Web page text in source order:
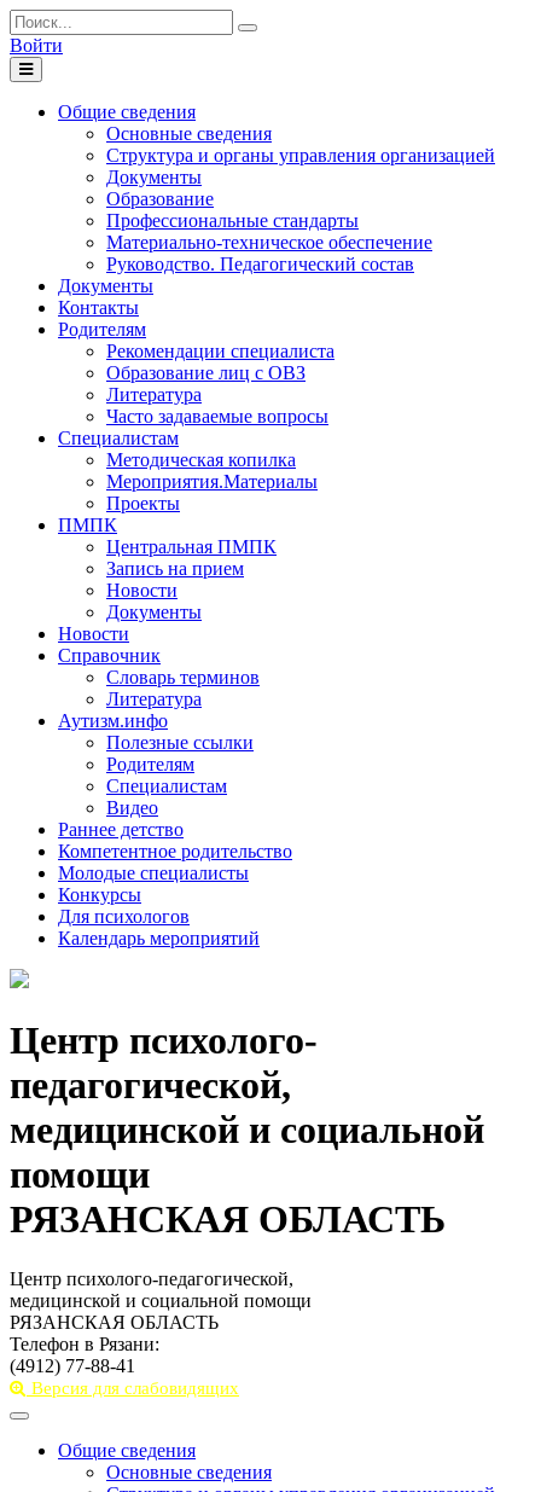
Войти
Toggle
navigation
Общие сведения
Основные сведения
Структура и органы управления организацией
Документы
Образование
Профессиональные стандарты
Материально-техническое обеспечение
Руководство. Педагогический состав
Документы
Контакты
Родителям
Рекомендации специалиста
Образование лиц с ОВЗ
Литература
Часто задаваемые вопросы
Специалистам
Методическая копилка
Мероприятия.Материалы
Проекты
ПМПК
Центральная ПМПК
Запись на прием
Новости
Документы
Новости
Справочник
Словарь терминов
Литература
Аутизм.инфо
Полезные ссылки
Родителям
Специалистам
Видео
Раннее детство
Компетентное родительство
Молодые специалисты
Конкурсы
Для психологов
Календарь мероприятий
Центр психолого-
педагогической,
медицинской и социальной
помощи
РЯЗАНСКАЯ ОБЛАСТЬ
Центр психолого-педагогической,
медицинской и социальной помощи
РЯЗАНСКАЯ ОБЛАСТЬ
Телефон в Рязани:
(4912) 77-88-41
Версия для слабовидящих
Toggle
navigationОбщие сведения
Основные сведения